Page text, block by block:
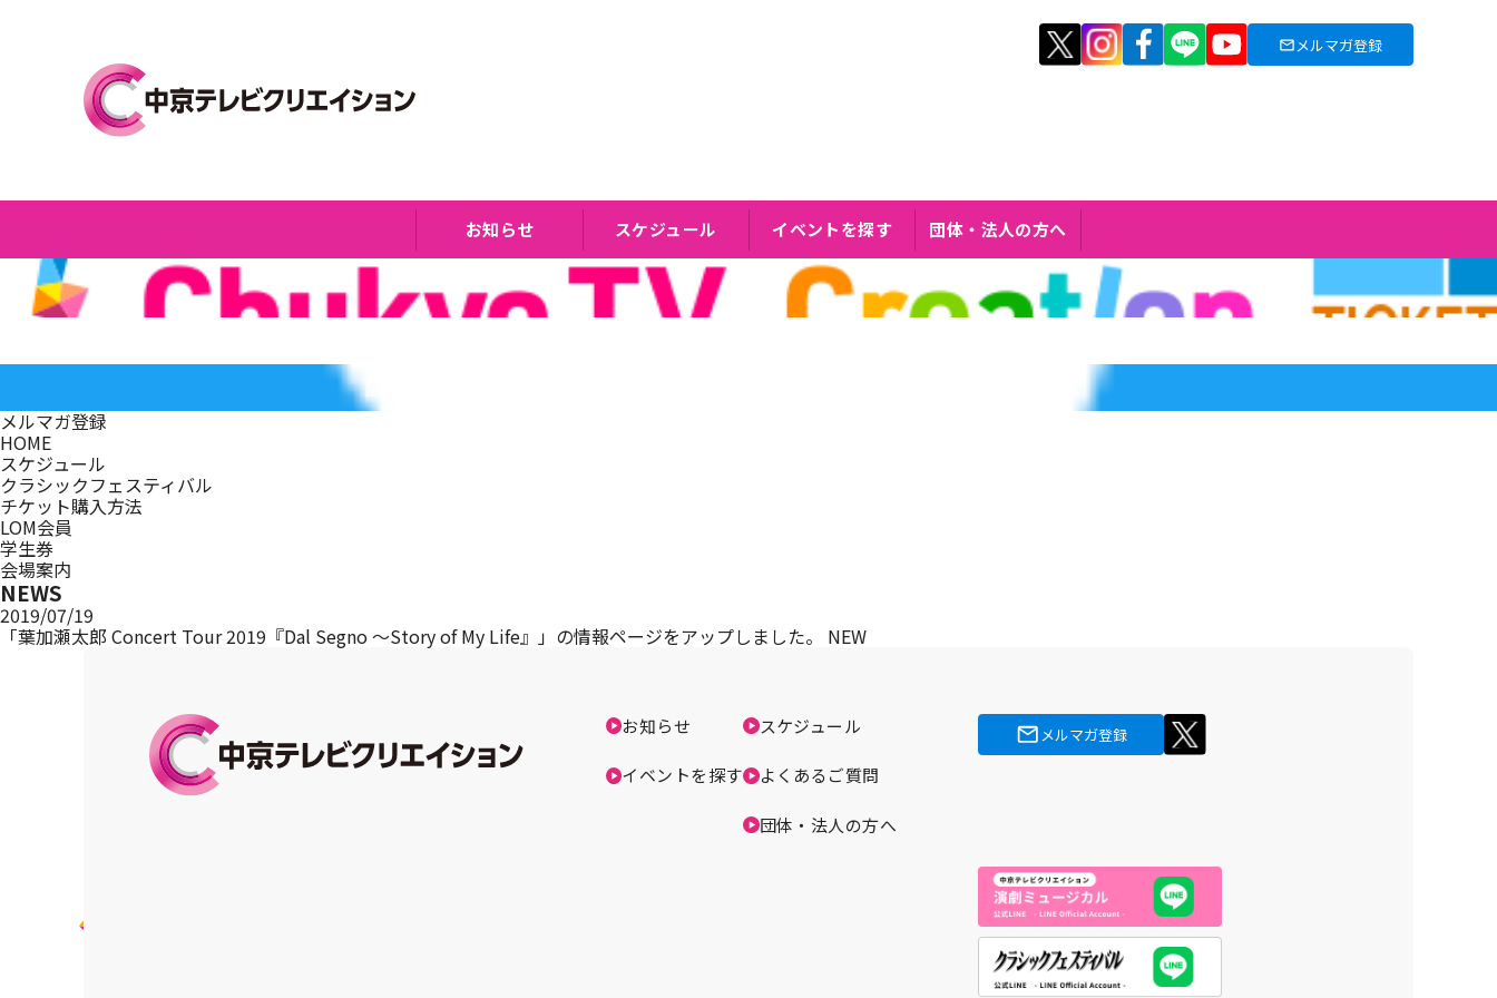
メルマガ登録
お知らせ スケジュール イベントを探す 団体・法人の方へ
メルマガ登録
HOME
スケジュール
クラシックフェスティバル
チケット購入方法
LOM会員
学生券
会場案内
NEWS
2019/07/19
「葉加瀬太郎 Concert Tour 2019『Dal Segno ～Story of My Life』」の情報ページをアップしました。 NEW
お知らせ
イベントを探す
スケジュール
よくあるご質問
団体・法人の方へ
メルマガ登録